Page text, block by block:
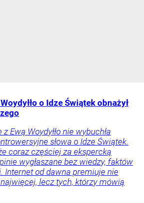
o Idze Świątek obnażył
Ewą Woydyłło nie wybuchła
słowa o Idze Świątek.
coraz częściej za ekspercką
wygłaszane bez wiedzy, faktów
Internet od dawna premiuje nie
lecz tych, którzy mówią